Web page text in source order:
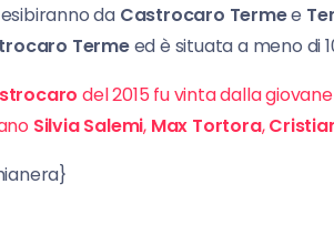
da Castrocaro Termee
Termeed è situata a meno di
del 2015 fu vinta dalla
Silvia Salemi, Max Tortora,